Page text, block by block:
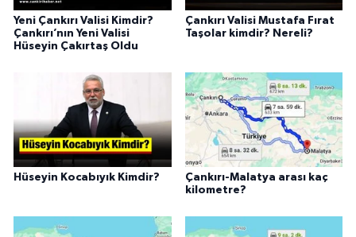
Yeni Çankırı Valisi Kimdir?
Çankırı’nın Yeni Valisi
Hüseyin Çakırtaş Oldu
Çankırı Valisi Mustafa Fırat
Taşolar kimdir? Nereli?
Hüseyin Kocabıyık Kimdir?
Çankırı-Malatya arası kaç
kilometre?